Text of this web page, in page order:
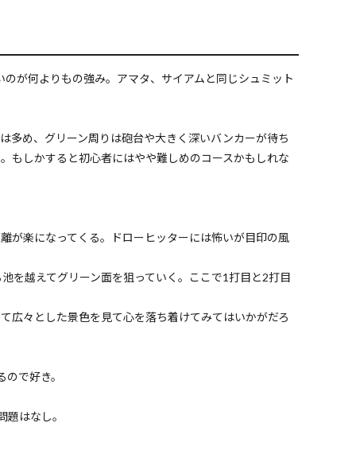
が何よりもの強み。アマタ、サイアムと同じシュミット
多め、グリーン周りは砲台や大きく深いバンカーが待ち
もしかすると初心者にはやや難しめのコースかもしれな
が楽になってくる。ドローヒッターには怖いが目印の風
を越えてグリーン面を狙っていく。ここで1打目と2打目
広々とした景色を見て心を落ち着けてみてはいかがだろ
で好き。
はなし。